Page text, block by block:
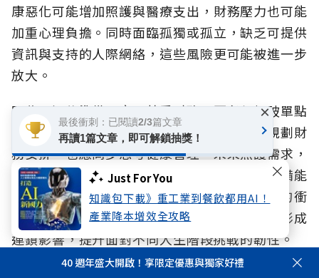
Just For You
知識包下載》重工業到餐飲都用AI！
產業降本增效全攻略
康惡化可能增加照護與醫療支出，財務壓力也可能
加重心理負擔。同時面臨孤獨或孤立，缺乏可提供
資訊與支持的人際網絡，這些風險更可能被進一步
放大。
因此，退休準備不應只著重財務，更必須打破單點
防禦，而應提早啟動全方位規劃，除了持續規劃財
務安排，也應同步思考健康管理、未來照護需求，
以及可提供支持的社會網絡。當不同面向的準備能
及早展開，不僅有助於降低風險對生活造成的衝
擊，更能避免健康、生活與財務因缺乏支持而形成
連鎖影響，提升面對不同人生階段挑戰的韌性。
面對超高齡社會、少子化與家庭結構改變，人生風
40 週年盛大開啟！享限定優惠與獨家好禮
最後衝刺：已閱讀2/3篇文章
再讀1篇文章，即可解鎖抽獎！
×